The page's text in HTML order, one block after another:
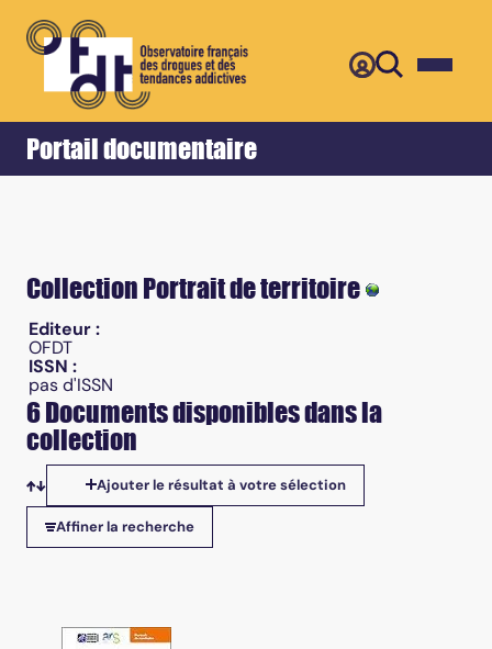
Portail documentaire
Accueil Retour
Collection Portrait de territoire
Editeur :
OFDT
ISSN :
pas d'ISSN
6 Documents disponibles dans la
collection
Tris disponibles
Ajouter le résultat à votre sélection
Affiner la recherche